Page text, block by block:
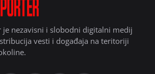
je nezavisni i slobodni digitalni medij
vesti i događaja na teritoriji